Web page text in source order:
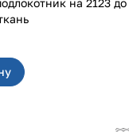
на 2123 до